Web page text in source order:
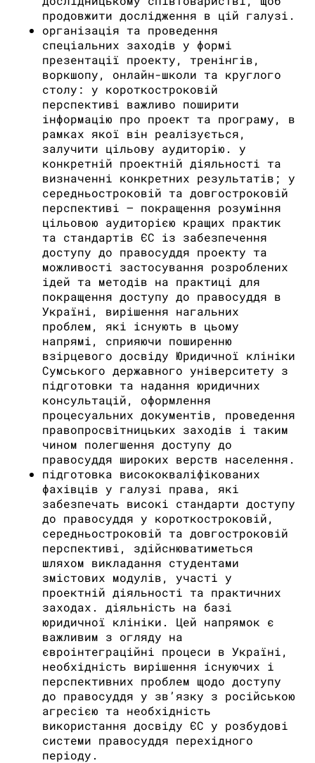
продовжити дослідження в цій галузі.
організація та проведення
спеціальних заходів у формі
презентації проекту, тренінгів,
воркшопу, онлайн-школи та круглого
столу: у короткостроковій
перспективі важливо поширити
інформацію про проект та програму, в
рамках якої він реалізується,
залучити цільову аудиторію. у
конкретній проектній діяльності та
визначенні конкретних результатів; у
середньостроковій та довгостроковій
перспективі – покращення розуміння
цільовою аудиторією кращих практик
та стандартів ЄС із забезпечення
доступу до правосуддя проекту та
можливості застосування розроблених
ідей та методів на практиці для
покращення доступу до правосуддя в
Україні, вирішення нагальних
проблем, які існують в цьому
напрямі, сприяючи поширенню
взірцевого досвіду Юридичної клініки
Сумського державного університету з
підготовки та надання юридичних
консультацій, оформлення
процесуальних документів, проведення
правопросвітницьких заходів і таким
чином полегшення доступу до
правосуддя широких верств населення.
підготовка висококваліфікованих
фахівців у галузі права, які
забезпечать високі стандарти доступу
до правосуддя у короткостроковій,
середньостроковій та довгостроковій
перспективі, здійснюватиметься
шляхом викладання студентами
змістових модулів, участі у
проектній діяльності та практичних
заходах. діяльність на базі
юридичної клініки. Цей напрямок є
важливим з огляду на
євроінтеграційні процеси в Україні,
необхідність вирішення існуючих і
перспективних проблем щодо доступу
до правосуддя у зв’язку з російською
агресією та необхідність
використання досвіду ЄС у розбудові
системи правосуддя перехідного
періоду.